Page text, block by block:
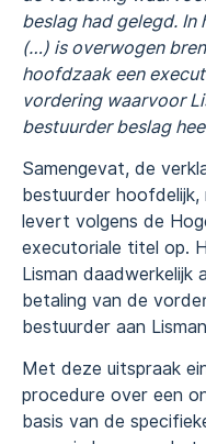
beslag had gelegd.
(…) is overwogen
hoofdzaak een
vordering waarvoor
bestuurder beslag
Samengevat, de
bestuurder hoofdelijk,
levert volgens de
executoriale titel op.
Lisman daadwerkelijk
betaling van de
bestuurder aan
Met deze uitspraak
procedure over een
basis van de